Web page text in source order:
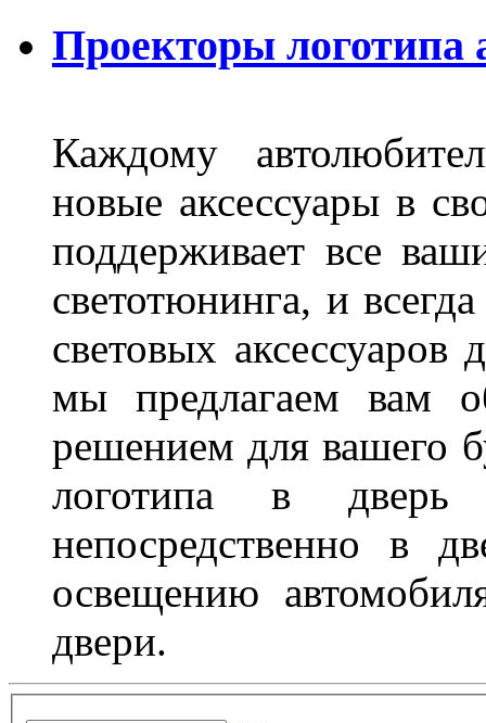
Проекторы логотипа
Каждому
новые аксессуары в
поддерживает все
светотюнинга, и
световых
мы предлагаем вам
решением для вашего
логотипа в дверь
непосредственно в
освещению
двери.